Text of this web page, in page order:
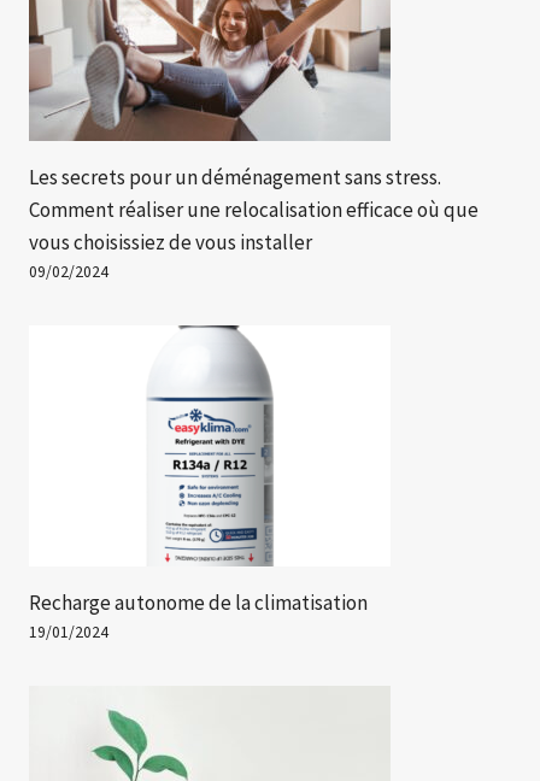
Les secrets pour un déménagement sans stress.
Comment réaliser une relocalisation efficace où que
vous choisissiez de vous installer
09/02/2024
Recharge autonome de la climatisation
19/01/2024